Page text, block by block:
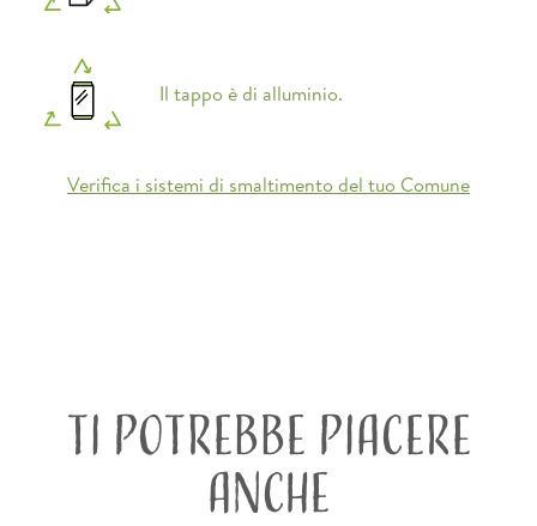
Il tappo è di alluminio.
Verifica i sistemi di smaltimento del tuo Comune
TI POTREBBE PIACERE
ANCHE